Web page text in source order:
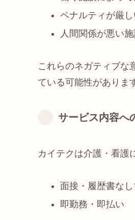
ペナルティが厳し
人間関係が悪い
これらのネガティブな
ている可能性がありま
サービス内容へ
カイテクは介護・看護
面接・履歴書な
即勤務・即払い